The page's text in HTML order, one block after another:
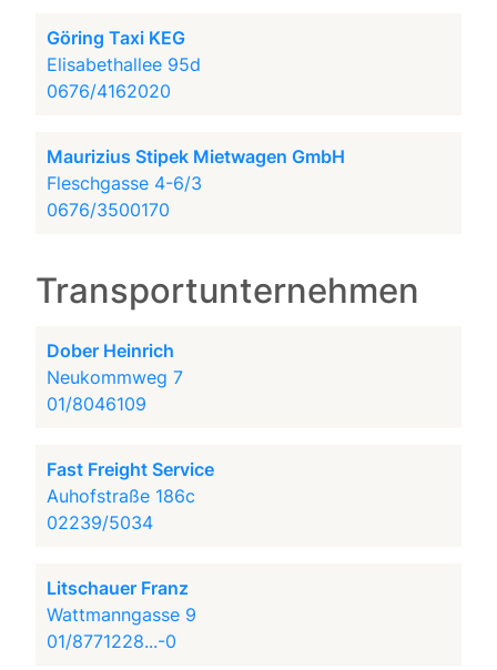
Göring Taxi KEG
Elisabethallee 95d
0676/4162020
Maurizius Stipek Mietwagen GmbH
Fleschgasse 4-6/3
0676/3500170
Transportunternehmen
Dober Heinrich
Neukommweg 7
01/8046109
Fast Freight Service
Auhofstraße 186c
02239/5034
Litschauer Franz
Wattmanngasse 9
01/8771228...-0